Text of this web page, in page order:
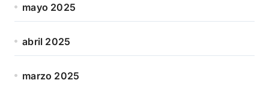
mayo 2025
abril 2025
marzo 2025